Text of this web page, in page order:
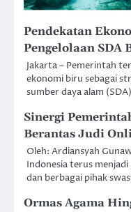
Pendekatan
Pengelolaan SDA
Jakarta – Pemerintah
ekonomi biru sebagai
sumber daya alam
Sinergi
Berantas Judi
Oleh: Ardiansyah
Indonesia terus
dan berbagai pihak
Ormas Agama